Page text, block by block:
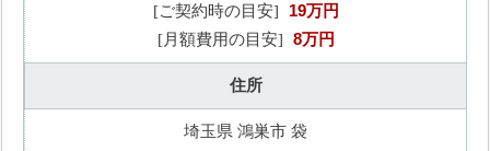
[ご契約時の目安] 19万円
[月額費用の目安] 8万円
住所
埼玉県 鴻巣市 袋